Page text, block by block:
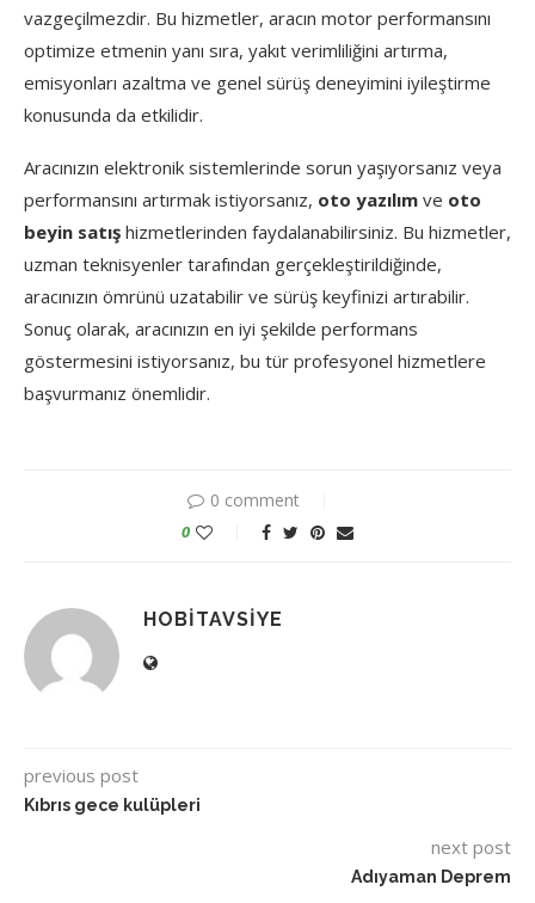
vazgeçilmezdir. Bu hizmetler, aracın motor performansını
optimize etmenin yanı sıra, yakıt verimliliğini artırma,
emisyonları azaltma ve genel sürüş deneyimini iyileştirme
konusunda da etkilidir.
Aracınızın elektronik sistemlerinde sorun yaşıyorsanız veya
performansını artırmak istiyorsanız, oto yazılım ve oto
beyin satış hizmetlerinden faydalanabilirsiniz. Bu hizmetler,
uzman teknisyenler tarafından gerçekleştirildiğinde,
aracınızın ömrünü uzatabilir ve sürüş keyfinizi artırabilir.
Sonuç olarak, aracınızın en iyi şekilde performans
göstermesini istiyorsanız, bu tür profesyonel hizmetlere
başvurmanız önemlidir.
0 comment
0
HOBITAVSIYE
previous post
Kıbrıs gece kulüpleri
next post
Adıyaman Deprem